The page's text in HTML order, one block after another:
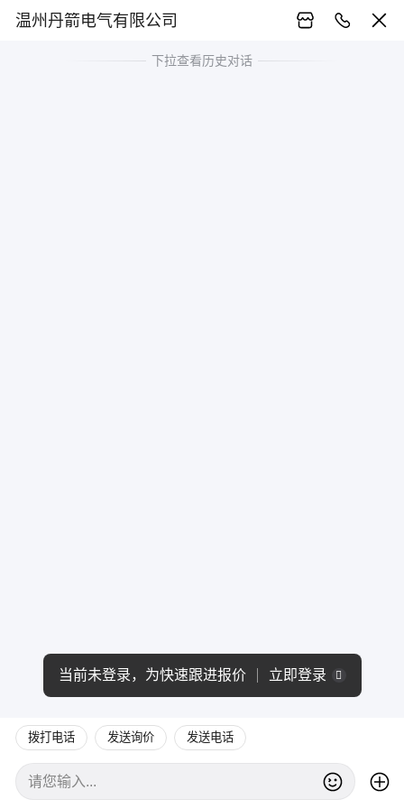
温州丹箭电气有限公司
下拉查看历史对话
拨打电话 发送询价 发送电话
当前未登录，为快速跟进报价 立即登录